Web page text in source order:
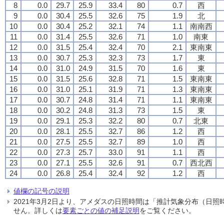
8
0.0 29.7 25.9 33.4 80 0.7
西
9
0.0 30.4 25.5 32.6 75 1.9
北
10
0.0 30.4 25.2 32.1 74 1.1
南南西
11
0.0 31.4 25.5 32.6 71 1.0
南東
12
0.0 31.5 25.4 32.4 70 2.1
東南東
13
0.0 30.7 25.3 32.3 73 1.7
東
14
0.0 31.0 24.9 31.5 70 1.6
東
15
0.0 31.5 25.6 32.8 71 1.5
東南東
16
0.0 31.0 25.1 31.9 71 1.3
東南東
17
0.0 30.7 24.8 31.4 71 1.1
東南東
18
0.0 30.2 24.8 31.3 73 1.5
東
19
0.0 29.1 25.3 32.2 80 0.7
北東
20
0.0 28.1 25.5 32.7 86 1.2
西
21
0.0 27.5 25.5 32.7 89 1.0
西
22
0.0 27.3 25.7 33.0 91 1.1
西
23
0.0 27.1 25.5 32.6 91 0.7
西北西
24
0.0 26.8 25.4 32.4 92 1.2 西
値欄の記号の説明
2021年3月2日より、アメダスの日照時間は「推計気象分布（日
せん。詳しくは要素ごとの値の補足説明をご覧ください。